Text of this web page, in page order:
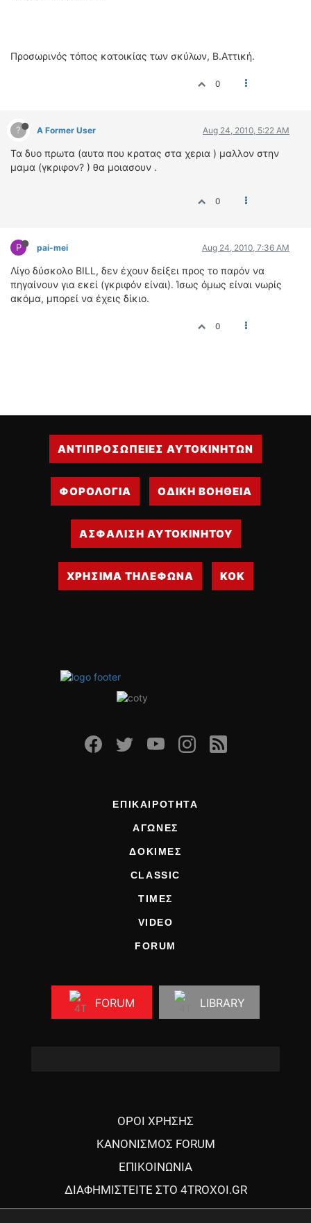
Προσωρινός τόπος κατοικίας των σκύλων, Β.Αττική.
0
? A Former User Aug 24, 2010, 5:22 AM
Τα δυο πρωτα (αυτα που κρατας στα χερια ) μαλλον στην
μαμα (γκριφον? ) θα μοιασουν .
0
P pai-mei Aug 24, 2010, 7:36 AM
Λίγο δύσκολο ΒΙLL, δεν έχουν δείξει προς το παρόν να
πηγαίνουν για εκεί (γκριφόν είναι). Ίσως όμως είναι νωρίς
ακόμα, μπορεί να έχεις δίκιο.
0
ΑΝΤΙΠΡΟΣΩΠΕΙΕΣ ΑΥΤΟΚΙΝΗΤΩΝ
ΦΟΡΟΛΟΓΙΑ ΟΔΙΚΗ ΒΟΗΘΕΙΑ
ΑΣΦΑΛΙΣΗ ΑΥΤΟΚΙΝΗΤΟΥ
ΧΡΗΣΙΜΑ ΤΗΛΕΦΩΝΑ ΚΟΚ
ΕΠΙΚΑΙΡΟΤΗΤΑ
ΑΓΩΝΕΣ
ΔΟΚΙΜΕΣ
CLASSIC
ΤΙΜΕΣ
VIDEO
FORUM
FORUM LIBRARY
ΟΡΟΙ ΧΡΗΣΗΣ
ΚΑΝΟΝΙΣΜΟΣ FORUM
ΕΠΙΚΟΙΝΩΝΙΑ
ΔΙΑΦΗΜΙΣΤΕΙΤΕ ΣΤΟ 4TROXOI.GR